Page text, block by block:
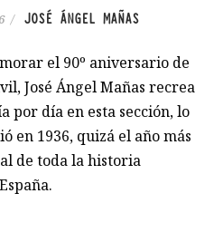
/ JOSÉ ÁNGEL MAÑAS
el 90º aniversario de
José Ángel Mañas recrea
por día en esta sección, lo
en 1936, quizá el año más
de toda la historia